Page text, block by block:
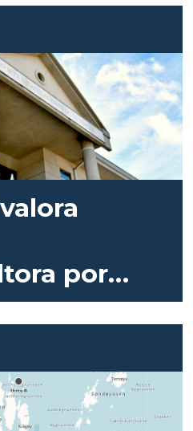
por
falsa